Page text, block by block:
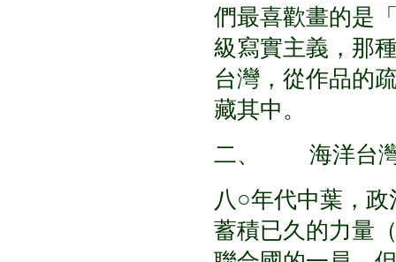
們最喜歡畫的是
級寫實主義，那
台灣，從作品的
藏其中。
二、 海洋台灣
八○年代中葉，
蓄積已久的力量